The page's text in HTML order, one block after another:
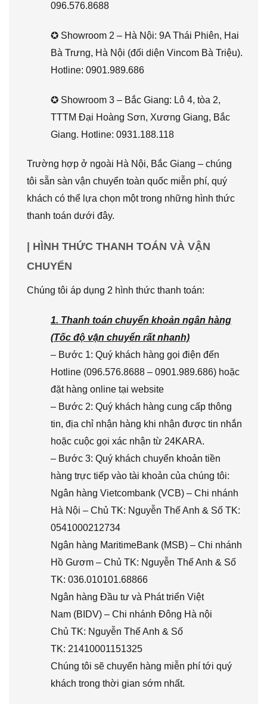
096.576.8688
✪ Showroom 2 – Hà Nội: 9A Thái Phiên, Hai
Bà Trưng, Hà Nội (đối diện Vincom Bà Triệu).
Hotline: 0901.989.686
✪ Showroom 3 – Bắc Giang: Lô 4, tòa 2,
TTTM Đại Hoàng Sơn, Xương Giang, Bắc
Giang. Hotline: 0931.188.118
Trường hợp ở ngoài Hà Nội, Bắc Giang – chúng
tôi sẵn sàn vận chuyển toàn quốc miễn phí, quý
khách có thể lựa chọn một trong những hình thức
thanh toán dưới đây.
| HÌNH THỨC THANH TOÁN VÀ VẬN
CHUYỂN
Chúng tôi áp dụng 2 hình thức thanh toán:
1. Thanh toán chuyển khoản ngân hàng
(Tốc độ vận chuyển rất nhanh)
– Bước 1: Quý khách hàng gọi điện đến
Hotline (096.576.8688 – 0901.989.686) hoặc
đặt hàng online tại website
– Bước 2: Quý khách hàng cung cấp thông
tin, địa chỉ nhận hàng khi nhận được tin nhắn
hoặc cuộc gọi xác nhận từ 24KARA.
– Bước 3: Quý khách chuyển khoản tiền
hàng trực tiếp vào tài khoản của chúng tôi:
Ngân hàng Vietcombank (VCB) – Chi nhánh
Hà Nội – Chủ TK: Nguyễn Thế Anh & Số TK:
0541000212734
Ngân hàng MaritimeBank (MSB) – Chi nhánh
Hồ Gươm – Chủ TK: Nguyễn Thế Anh & Số
TK: 036.010101.68866
Ngân hàng Đầu tư và Phát triển Việt
Nam (BIDV) – Chi nhánh Đông Hà nội
Chủ TK: Nguyễn Thế Anh & Số
TK: 21410001151325
Chúng tôi sẽ chuyển hàng miễn phí tới quý
khách trong thời gian sớm nhất.